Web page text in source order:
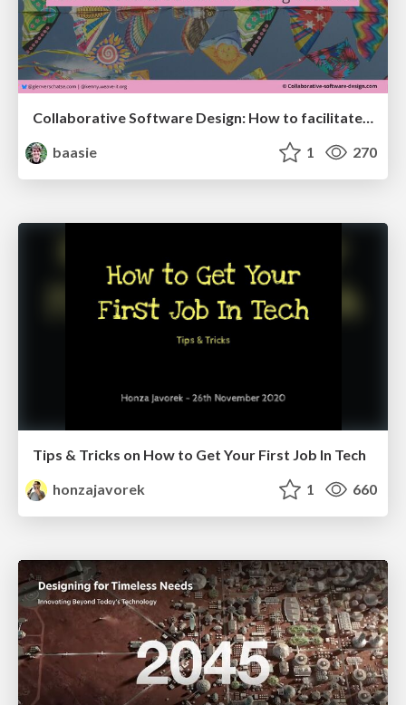
Collaborative Software Design: How to facilitate domain modelling decisions
baasie
1 270
Tips & Tricks on How to Get Your First Job In Tech
honzajavorek
1 660